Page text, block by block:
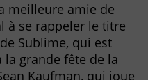
meilleure amie de
à se rappeler le titre
Sublime, qui est
grande fête de la
Kaufman, qui joue